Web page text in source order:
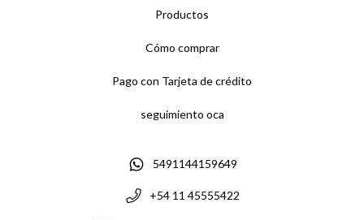
Productos
Cómo comprar
Pago con Tarjeta de crédito
seguimiento oca
5491144159649
+54 11 45555422